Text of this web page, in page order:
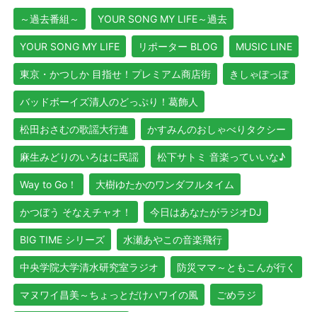
～過去番組～ YOUR SONG MY LIFE～過去
YOUR SONG MY LIFE リポーター BLOG MUSIC LINE
東京・かつしか 目指せ！プレミアム商店街 きしゃぽっぽ
バッドボーイズ清人のどっぷり！葛飾人
松田おさむの歌謡大行進 かすみんのおしゃべりタクシー
麻生みどりのいろはに民謡 松下サトミ 音楽っていいな♪
Way to Go！ 大樹ゆたかのワンダフルタイム
かつぼう そなえチャオ！ 今日はあなたがラジオDJ
BIG TIME シリーズ 水瀬あやこの音楽飛行
中央学院大学清水研究室ラジオ 防災ママ～ともこんが行く
マヌワイ昌美～ちょっとだけハワイの風 ごめラジ